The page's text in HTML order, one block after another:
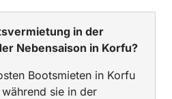
in der
Nebensaison in Korfu?
Bootsmieten in Korfu
sie in der